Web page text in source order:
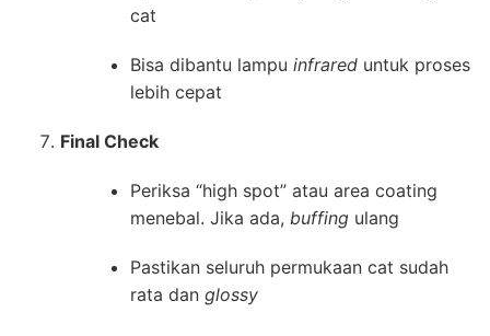
cat
Bisa dibantu lampu infrared untuk proses
lebih cepat
Final Check
Periksa “high spot” atau area coating
menebal. Jika ada, buffing ulang
Pastikan seluruh permukaan cat sudah
rata dan glossy